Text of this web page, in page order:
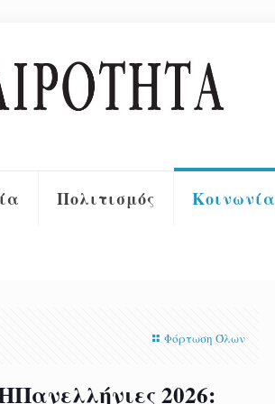
Πολιτισμός Κοινωνία
Φόρτωση Όλων
2026: